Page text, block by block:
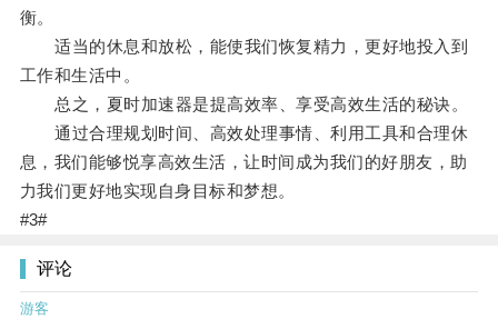
衡。
适当的休息和放松，能使我们恢复精力，更好地投入到
工作和生活中。
总之，夏时加速器是提高效率、享受高效生活的秘诀。
通过合理规划时间、高效处理事情、利用工具和合理休
息，我们能够悦享高效生活，让时间成为我们的好朋友，助
力我们更好地实现自身目标和梦想。
#3#
评论
游客